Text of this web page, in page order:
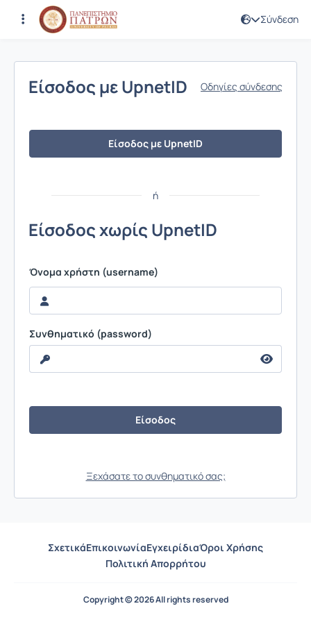
Σύνδεση
Σύνδεση
Είσοδος με UpnetID Οδηγίες σύνδεσης
Είσοδος με UpnetID
ή
Είσοδος χωρίς UpnetID
Όνομα χρήστη (username)
Συνθηματικό (password)
Ξεχάσατε το συνθηματικό σας;
ΣχετικάΕπικοινωνίαΕγχειρίδιαΌροι Χρήσης
Πολιτική Απορρήτου
Copyright © 2026 All rights reserved